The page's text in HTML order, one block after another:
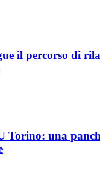
il percorso di
Torino: una